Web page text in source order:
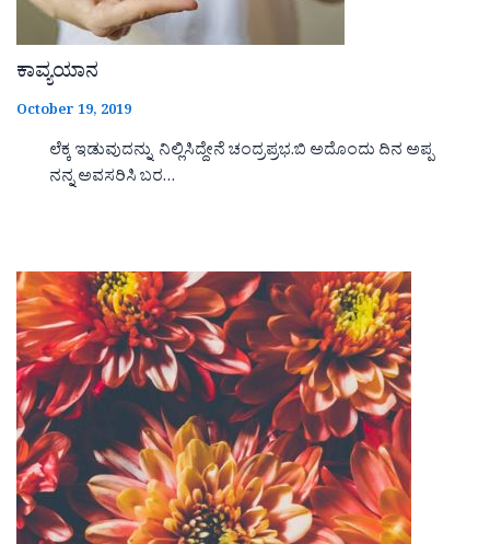
ಕಾವ್ಯಯಾನ
October 19, 2019
ಲೆಕ್ಕ ಇಡುವುದನ್ನು ನಿಲ್ಲಿಸಿದ್ದೇನೆ ಚಂದ್ರಪ್ರಭ.ಬಿ ಅದೊಂದು ದಿನ ಅಪ್ಪ
ನನ್ನ ಅವಸರಿಸಿ ಬರ…